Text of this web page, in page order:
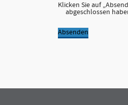
Klicken Sie auf
abgeschlossen